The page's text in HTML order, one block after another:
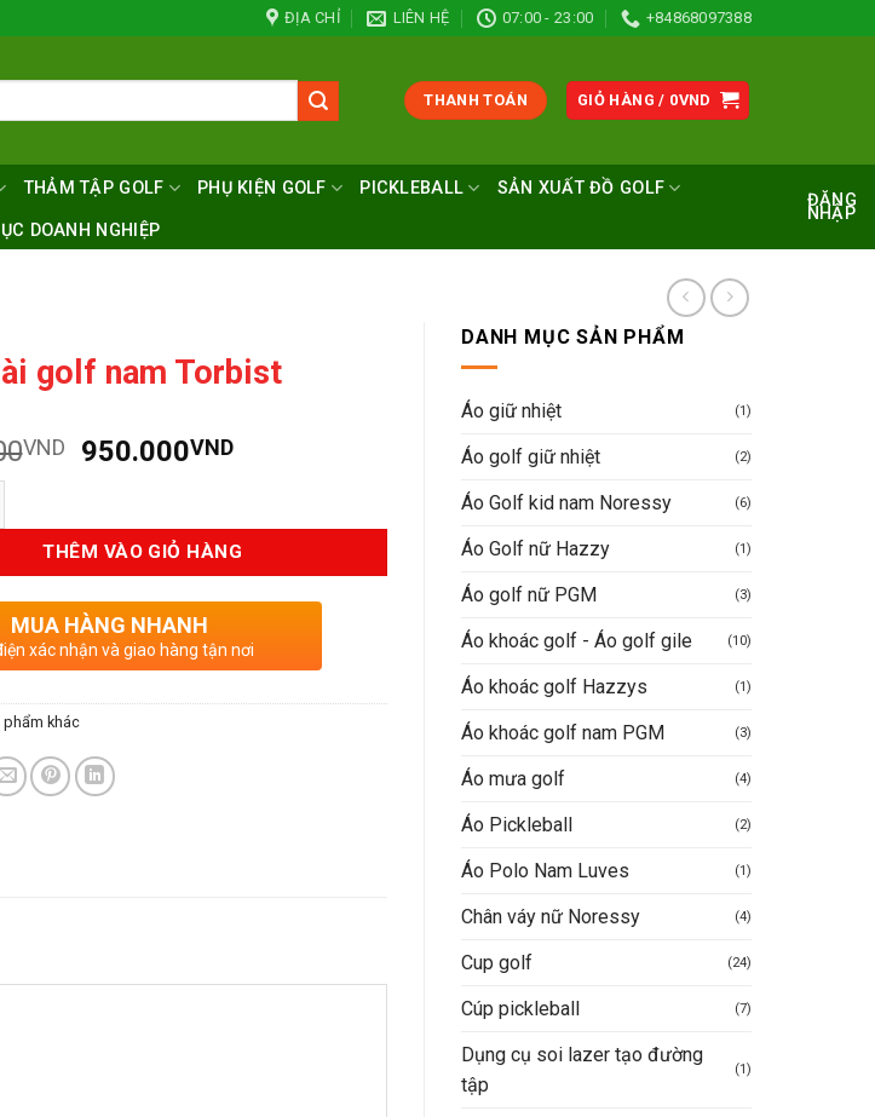
ĐỊA CHỈ LIÊN HỆ 07:00 - 23:00 +84868097388
THANH TOÁN GIỎ HÀNG / 0VND
THẢM TẬP GOLF PHỤ KIỆN GOLF PICKLEBALL SẢN XUẤT ĐỒ GOLF
DOANH NGHIỆP
ĐĂNG
NHẬP
DANH MỤC SẢN PHẨM
Áo giữ nhiệt (1)
Áo golf giữ nhiệt (2)
Áo Golf kid nam Noressy (6)
Áo Golf nữ Hazzy (1)
Áo golf nữ PGM (3)
Áo khoác golf - Áo golf gile (10)
Áo khoác golf Hazzys (1)
Áo khoác golf nam PGM (3)
Áo mưa golf (4)
Áo Pickleball (2)
Áo Polo Nam Luves (1)
Chân váy nữ Noressy (4)
Cup golf (24)
Cúp pickleball (7)
Dụng cụ soi lazer tạo đường
tập
(1)
golf nam Torbist
VND
Giá
1.690.000VND.
950.000VNDGiá
là:
950.000VND.
THÊM VÀO GIỎ HÀNG
MUA HÀNG NHANH
xác nhận và giao hàng tận nơi
phẩm khác